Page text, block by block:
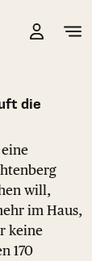
die
will,
im Haus,
keine
170